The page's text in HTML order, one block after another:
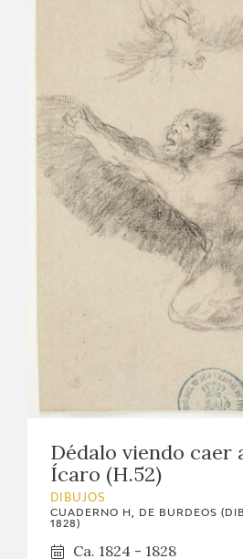
Dédalo viendo caer
Ícaro (H.52)
DIBUJOS
CUADERNO H, DE BURDEOS
1828)
Ca. 1824 - 1828